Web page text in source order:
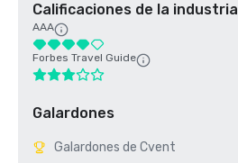
Calificaciones de la industria
AAA
Forbes Travel Guide
Galardones
Galardones de Cvent